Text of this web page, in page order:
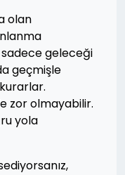
olan
geleceği
geçmişle
zor olmayabilir.
yola